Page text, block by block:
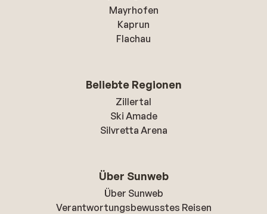
Mayrhofen
Kaprun
Flachau
Beliebte Regionen
Zillertal
Ski Amade
Silvretta Arena
Über Sunweb
Über Sunweb
Verantwortungsbewusstes Reisen